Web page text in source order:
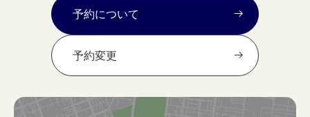
予約について
予約変更